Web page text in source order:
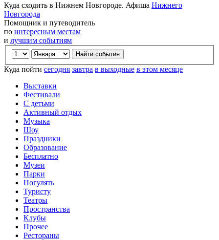
Куда сходить в Нижнем Новгороде. Афиша Нижнего
Новгорода
Помощник и путеводитель
по интересным местам
и лучшим событиям
Куда пойти сегодня завтра в выходные в этом месяце
Выставки
Фестивали
С детьми
Активный отдых
Музыка
Шоу
Праздники
Образование
Бесплатно
Музеи
Парки
Погулять
Туристу
Театры
Пространства
Клубы
Прочее
Рестораны